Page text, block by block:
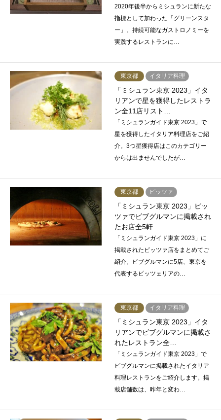
2020年後半からミシュランに新たな
指標として加わった「グリーンスタ
ー」。持続可能なガストロノミーを
実践するレストランに…
東京都 イタリア料理
「ミシュラン東京 2023」イタ
リアンで星を獲得したレストラ
ン全11店リスト…
「ミシュランガイド東京 2023」で
星を獲得したイタリア料理店をご紹
介。3つ星獲得店はこのカテゴリー
からは出ませんでしたが…
東京都 ピッツァ
「ミシュラン東京 2023」ピッ
ツァでビブグルマンに掲載され
たお店全5軒
「ミシュランガイド東京 2023」に
掲載されたピッツァ店をまとめてご
紹介。ビブグルマンに5店、東京を
代表するピッツェリアの…
東京都 イタリア料理
「ミシュラン東京 2023」イタ
リアンでビブグルマンに掲載さ
れたレストラン全…
「ミシュランガイド東京 2023」で
ビブグルマンに掲載されたイタリア
料理レストランをご紹介します。掲
載店舗数は、昨年と変わ…